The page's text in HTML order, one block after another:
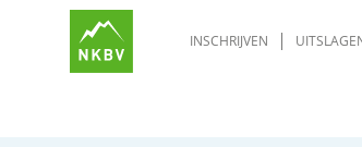
INSCHRIJVEN